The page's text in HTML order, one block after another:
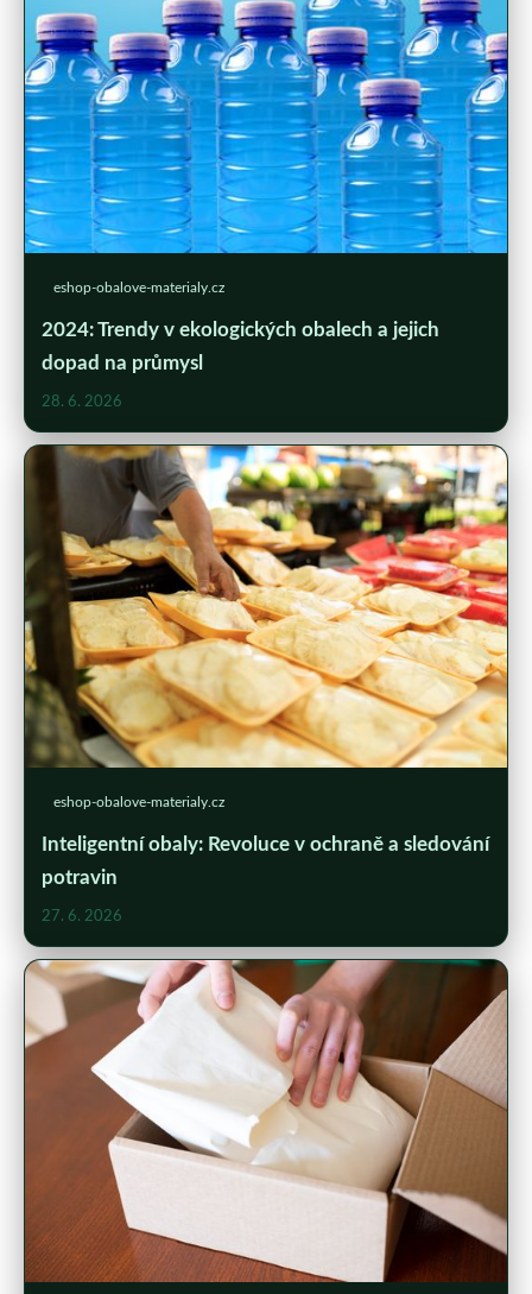
eshop-obalove-materialy.cz
2024: Trendy v ekologických obalech a jejich
dopad na průmysl
28. 6. 2026
eshop-obalove-materialy.cz
Inteligentní obaly: Revoluce v ochraně a sledování
potravin
27. 6. 2026